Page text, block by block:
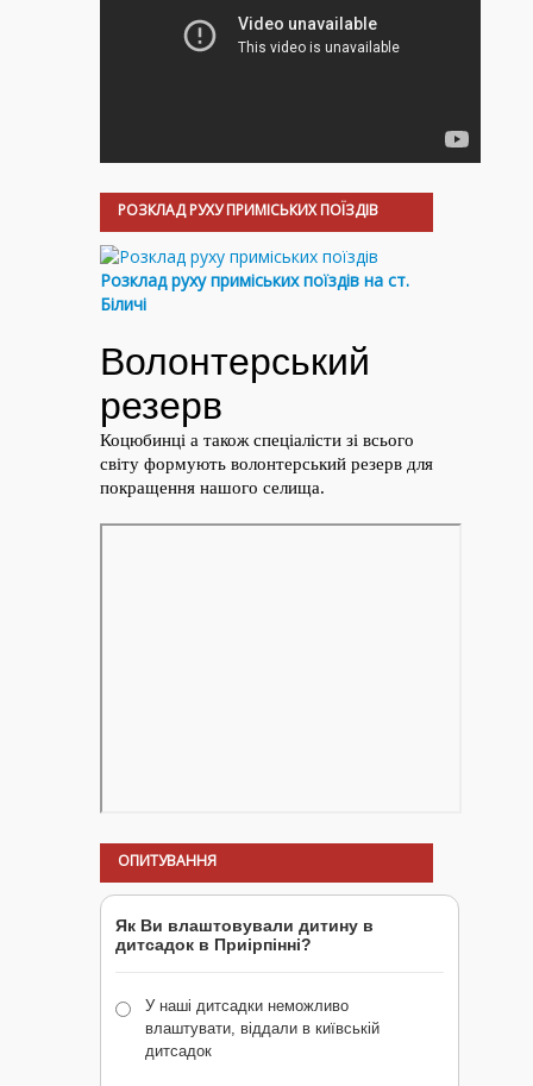
РОЗКЛАД РУХУ ПРИМІСЬКИХ ПОЇЗДІВ
Розклад руху приміських поїздів на ст.
Біличі
ОПИТУВАННЯ
Як Ви влаштовували дитину в
дитсадок в Приірпінні?
У наші дитсадки неможливо
влаштувати, віддали в київській
дитсадок